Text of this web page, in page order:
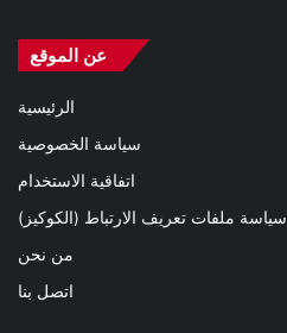
عن الموقع
الرئيسية
سياسة الخصوصية
اتفاقية الاستخدام
سياسة ملفات تعريف الارتباط (الكوكيز)
من نحن
اتصل بنا